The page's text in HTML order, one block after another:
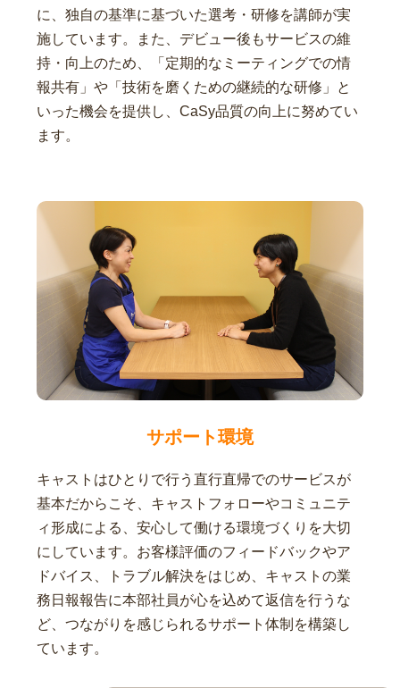
に、独自の基準に基づいた選考・研修を講師が実
施しています。また、デビュー後もサービスの維
持・向上のため、「定期的なミーティングでの情
報共有」や「技術を磨くための継続的な研修」と
いった機会を提供し、CaSy品質の向上に努めてい
ます。
サポート環境
キャストはひとりで行う直行直帰でのサービスが
基本だからこそ、キャストフォローやコミュニテ
ィ形成による、安心して働ける環境づくりを大切
にしています。お客様評価のフィードバックやア
ドバイス、トラブル解決をはじめ、キャストの業
務日報報告に本部社員が心を込めて返信を行うな
ど、つながりを感じられるサポート体制を構築し
ています。